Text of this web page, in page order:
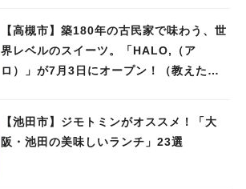
【高槻市】築180年の古民家で味わう、世
界レベルのスイーツ。「HALO,（ア
ロ）」が7月3日にオープン！（教えたい/
【池田市】ジモトミンがオススメ！「大
阪・池田の美味しいランチ」23選